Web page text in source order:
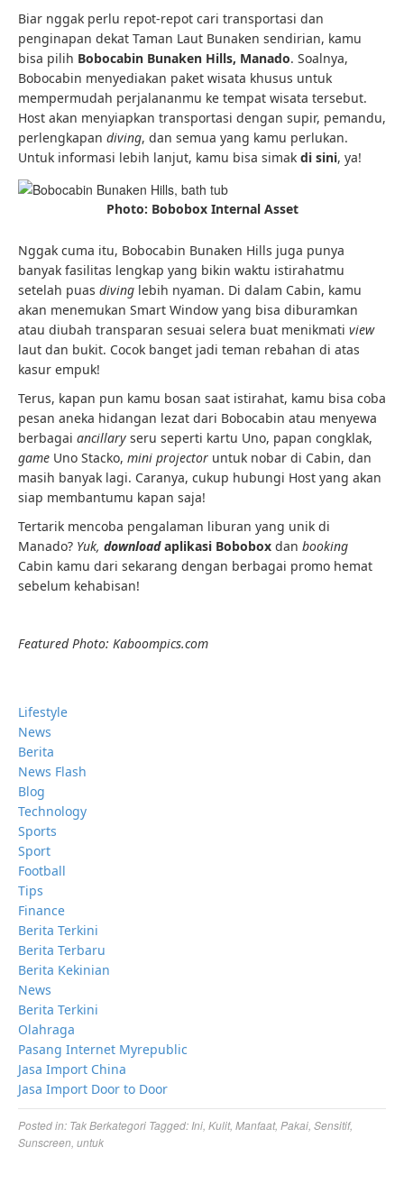
Biar nggak perlu repot-repot cari transportasi dan
penginapan dekat Taman Laut Bunaken sendirian, kamu
bisa pilih Bobocabin Bunaken Hills, Manado. Soalnya,
Bobocabin menyediakan paket wisata khusus untuk
mempermudah perjalananmu ke tempat wisata tersebut.
Host akan menyiapkan transportasi dengan supir, pemandu,
perlengkapan diving, dan semua yang kamu perlukan.
Untuk informasi lebih lanjut, kamu bisa simak di sini, ya!
Photo: Bobobox Internal Asset
Nggak cuma itu, Bobocabin Bunaken Hills juga punya
banyak fasilitas lengkap yang bikin waktu istirahatmu
setelah puas diving lebih nyaman. Di dalam Cabin, kamu
akan menemukan Smart Window yang bisa diburamkan
atau diubah transparan sesuai selera buat menikmati view
laut dan bukit. Cocok banget jadi teman rebahan di atas
kasur empuk!
Terus, kapan pun kamu bosan saat istirahat, kamu bisa coba
pesan aneka hidangan lezat dari Bobocabin atau menyewa
berbagai ancillary seru seperti kartu Uno, papan congklak,
game Uno Stacko, mini projector untuk nobar di Cabin, dan
masih banyak lagi. Caranya, cukup hubungi Host yang akan
siap membantumu kapan saja!
Tertarik mencoba pengalaman liburan yang unik di
Manado? Yuk, downloadaplikasi Bobobox dan booking
Cabin kamu dari sekarang dengan berbagai promo hemat
sebelum kehabisan!
Featured Photo: Kaboompics.com
Lifestyle
News
Berita
News Flash
Blog
Technology
Sports
Sport
Football
Tips
Finance
Berita Terkini
Berita Terbaru
Berita Kekinian
News
Berita Terkini
Olahraga
Pasang Internet Myrepublic
Jasa Import China
Jasa Import Door to Door
Posted in: Tak Berkategori Tagged: Ini Kulit, Manfaat, Pakai Sensitif,
Sunscreen untuk